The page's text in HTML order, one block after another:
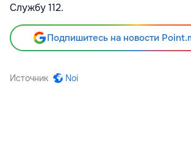
Службу 112.
Подпишитесь на новости
Источник Noi